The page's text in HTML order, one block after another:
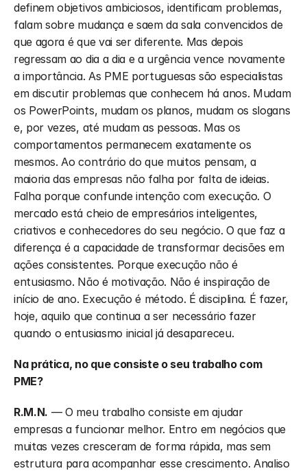
definem objetivos ambiciosos, identificam problemas,
falam sobre mudança e saem da sala convencidos de
que agora é que vai ser diferente. Mas depois
regressam ao dia a dia e a urgência vence novamente
a importância. As PME portuguesas são especialistas
em discutir problemas que conhecem há anos. Mudam
os PowerPoints, mudam os planos, mudam os slogans
e, por vezes, até mudam as pessoas. Mas os
comportamentos permanecem exatamente os
mesmos. Ao contrário do que muitos pensam, a
maioria das empresas não falha por falta de ideias.
Falha porque confunde intenção com execução. O
mercado está cheio de empresários inteligentes,
criativos e conhecedores do seu negócio. O que faz a
diferença é a capacidade de transformar decisões em
ações consistentes. Porque execução não é
entusiasmo. Não é motivação. Não é inspiração de
início de ano. Execução é método. É disciplina. É fazer,
hoje, aquilo que continua a ser necessário fazer
quando o entusiasmo inicial já desapareceu.
Na prática, no que consiste o seu trabalho com
PME?
R.M.N. — O meu trabalho consiste em ajudar
empresas a funcionar melhor. Entro em negócios que
muitas vezes cresceram de forma rápida, mas sem
estrutura para acompanhar esse crescimento. Analiso